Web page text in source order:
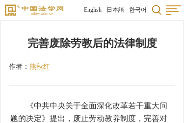
English 日本語 한국어
完善废除劳教后的法律制度
作者： 熊秋红
《中共中央关于全面深化改革若干重大问
题的决定》提出，废止劳动教养制度，完善对